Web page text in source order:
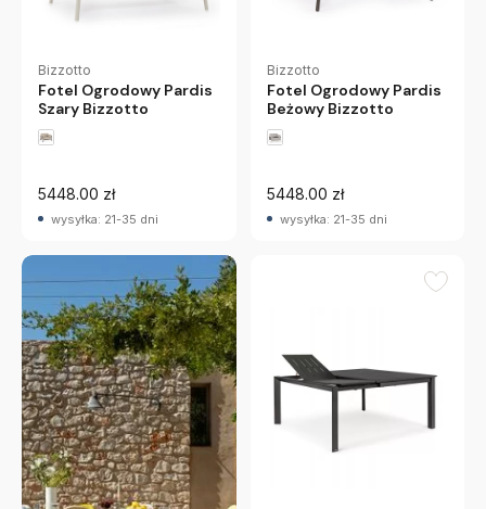
Bizzotto
Fotel Ogrodowy Pardis
Szary Bizzotto
5448.00 zł
wysyłka: 21-35 dni
Bizzotto
Fotel Ogrodowy Pardis
Beżowy Bizzotto
5448.00 zł
wysyłka: 21-35 dni